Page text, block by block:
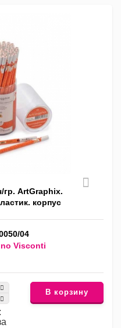
ArtGraphix.
корпус
04
Visconti
В корзину